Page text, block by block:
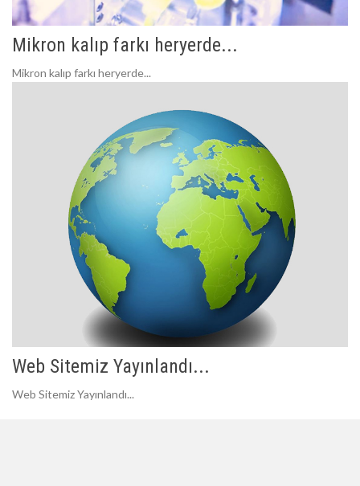
Mikron kalıp farkı heryerde...
Mikron kalıp farkı heryerde...
Web Sitemiz Yayınlandı...
Web Sitemiz Yayınlandı...